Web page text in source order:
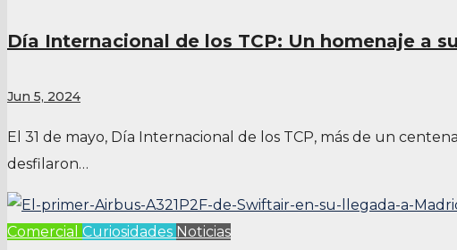
Día Internacional de los TCP: Un homenaje a
Jun 5, 2024
El 31 de mayo, Día Internacional de los TCP, más de un
desfilaron…
Comercial Curiosidades Noticias